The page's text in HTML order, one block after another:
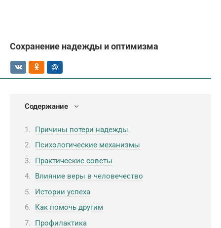
Сохранение надежды и оптимизма
Содержание
Причины потери надежды
Психологические механизмы
Практические советы
Влияние веры в человечество
Истории успеха
Как помочь другим
Профилактика